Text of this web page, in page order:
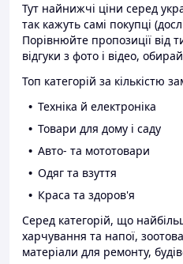
Тут найнижчі ціни серед
так кажуть самі покупці
Порівнюйте пропозиції від
відгуки з фото і відео,
Топ категорій за кількістю
Техніка й електроніка
Товари для дому і саду
Авто- та мототовари
Одяг та взуття
Краса та здоров'я
Серед категорій, що
харчування та напої,
матеріали для ремонту,